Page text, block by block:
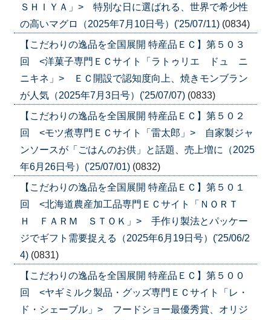
ＳＨＩＹＡ」> 特別な日に選ばれる、世界で希少性
の高いマグロ（2025年7月10日号）('25/07/11) (0834)
【こだわりの逸品を全国展開 特産品ＥＣ】第５０３
回 <洋菓子専門ＥＣサイト「ラトゥリエ ドュ ニ
ニキネ」> ＥＣ開設で認知度向上、焼きモンブラン
が人気（2025年7月3日号）('25/07/07) (0833)
【こだわりの逸品を全国展開 特産品ＥＣ】第５０２
回 <モツ煮専門ＥＣサイト「雷太郎」> 自家製ジャ
ンソースが「ごはんのお供」と話題、売上増に（2025
年6月26日号）('25/07/01) (0832)
【こだわりの逸品を全国展開 特産品ＥＣ】第５０１
回 <北海道農産加工品専門ＥＣサイト「ＮＯＲＴ
Ｈ ＦＡＲＭ ＳＴＯＫ」> 手作り製法とパッケー
ジでギフト需要捉える（2025年6月19日号）('25/06/2
4) (0831)
【こだわりの逸品を全国展開 特産品ＥＣ】第５００
回 <ヤギミルク製品・グッズ専門ＥＣサイト「レ・
ド・シェーブル」> フードショー最優秀賞、オリジ